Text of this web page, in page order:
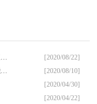
钢结构丙烯酸漆必知三个要点
[2020/08/22]
解决了这些问题，才能用好马路划..
[2020/08/10]
[2020/04/30]
[2020/04/22]